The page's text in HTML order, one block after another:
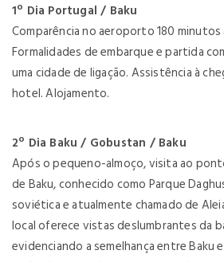
1º Dia Portugal / Baku
Comparência no aeroporto 180
Formalidades de embarque e partida
uma cidade de ligação. Assistência à
hotel. Alojamento.
2º Dia Baku / Gobustan / Baku
Após o pequeno-almoço, visita ao
de Baku, conhecido como Parque
soviética e atualmente chamado de
local oferece vistas deslumbrantes da
evidenciando a semelhança entre Baku